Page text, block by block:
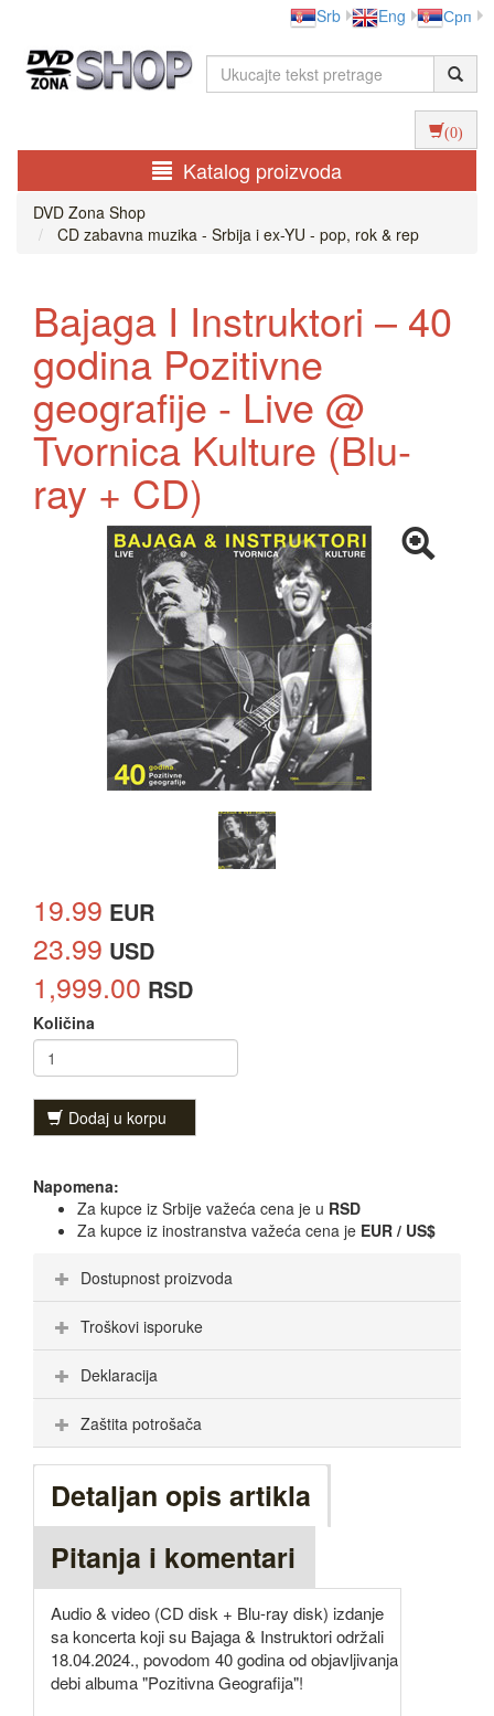
Srb Eng Срп
(0)
Katalog proizvoda
DVD Zona Shop
CD zabavna muzika - Srbija i ex-YU - pop, rok & rep
Bajaga I Instruktori – 40
godina Pozitivne
geografije - Live @
Tvornica Kulture (Blu-
ray + CD)
19.99 EUR
23.99 USD
1,999.00 RSD
Količina
Dodaj u korpu
Napomena:
Za kupce iz Srbije važeća cena je u RSD
Za kupce iz inostranstva važeća cena je EUR / US$
Dostupnost proizvoda
Troškovi isporuke
Deklaracija
Zaštita potrošača
Detaljan opis artikla
Pitanja i komentari
Audio & video (CD disk + Blu-ray disk) izdanje
sa koncerta koji su Bajaga & Instruktori održali
18.04.2024., povodom 40 godina od objavljivanja
debi albuma "Pozitivna Geografija"!